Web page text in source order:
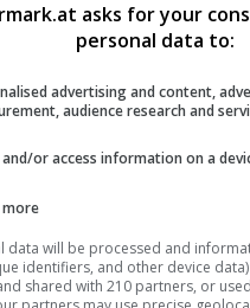
eine von vielen
JetztMedien.com Medien,
gemacht hat, in
asks for your
personal data to:
advertising and content,
audience research and
or access information on a
more
data will be processed and
identifiers, and other device
shared with 210 partners, or